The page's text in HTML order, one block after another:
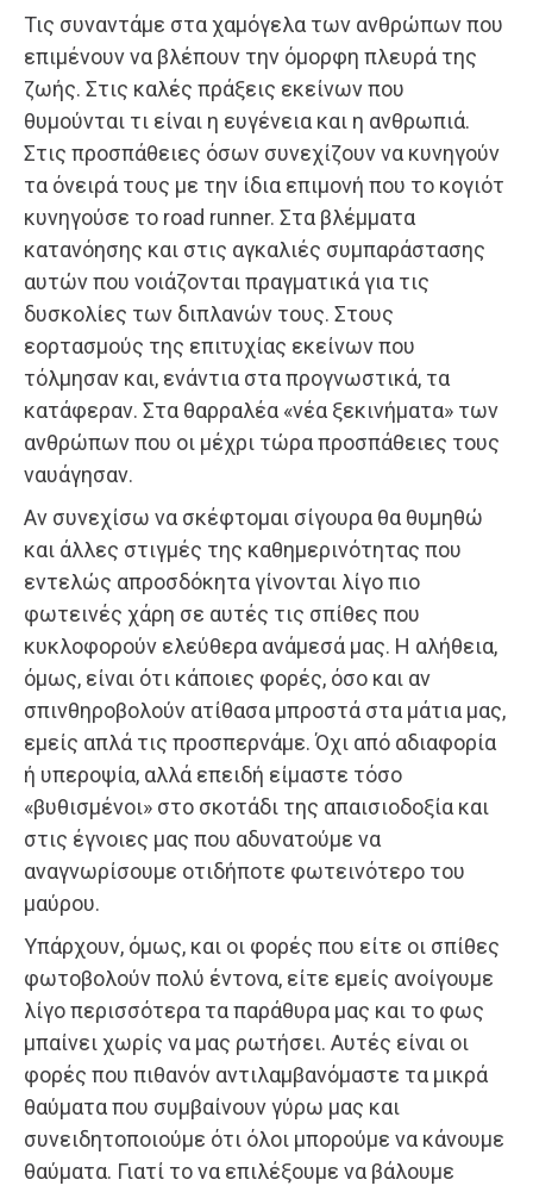
Τις συναντάμε στα χαμόγελα των ανθρώπων που
επιμένουν να βλέπουν την όμορφη πλευρά της
ζωής. Στις καλές πράξεις εκείνων που
θυμούνται τι είναι η ευγένεια και η ανθρωπιά.
Στις προσπάθειες όσων συνεχίζουν να κυνηγούν
τα όνειρά τους με την ίδια επιμονή που το κογιότ
κυνηγούσε το road runner. Στα βλέμματα
κατανόησης και στις αγκαλιές συμπαράστασης
αυτών που νοιάζονται πραγματικά για τις
δυσκολίες των διπλανών τους. Στους
εορτασμούς της επιτυχίας εκείνων που
τόλμησαν και, ενάντια στα προγνωστικά, τα
κατάφεραν. Στα θαρραλέα «νέα ξεκινήματα» των
ανθρώπων που οι μέχρι τώρα προσπάθειες τους
ναυάγησαν.
Αν συνεχίσω να σκέφτομαι σίγουρα θα θυμηθώ
και άλλες στιγμές της καθημερινότητας που
εντελώς απροσδόκητα γίνονται λίγο πιο
φωτεινές χάρη σε αυτές τις σπίθες που
κυκλοφορούν ελεύθερα ανάμεσά μας. Η αλήθεια,
όμως, είναι ότι κάποιες φορές, όσο και αν
σπινθηροβολούν ατίθασα μπροστά στα μάτια μας,
εμείς απλά τις προσπερνάμε. Όχι από αδιαφορία
ή υπεροψία, αλλά επειδή είμαστε τόσο
«βυθισμένοι» στο σκοτάδι της απαισιοδοξία και
στις έγνοιες μας που αδυνατούμε να
αναγνωρίσουμε οτιδήποτε φωτεινότερο του
μαύρου.
Υπάρχουν, όμως, και οι φορές που είτε οι σπίθες
φωτοβολούν πολύ έντονα, είτε εμείς ανοίγουμε
λίγο περισσότερα τα παράθυρα μας και το φως
μπαίνει χωρίς να μας ρωτήσει. Αυτές είναι οι
φορές που πιθανόν αντιλαμβανόμαστε τα μικρά
θαύματα που συμβαίνουν γύρω μας και
συνειδητοποιούμε ότι όλοι μπορούμε να κάνουμε
θαύματα. Γιατί το να επιλέξουμε να βάλουμε